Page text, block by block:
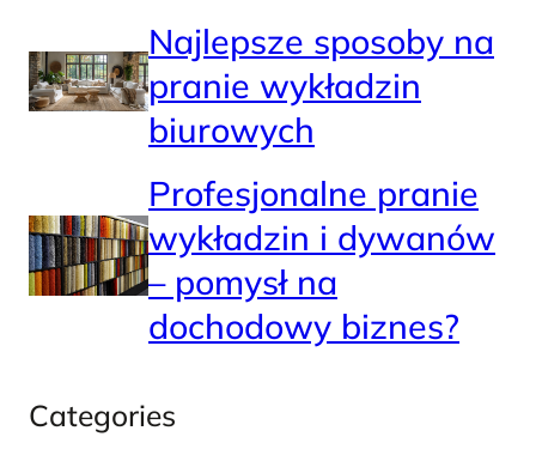
Najlepsze sposoby na
pranie wykładzin
biurowych
Profesjonalne pranie
wykładzin i dywanów
– pomysł na
dochodowy biznes?
Categories